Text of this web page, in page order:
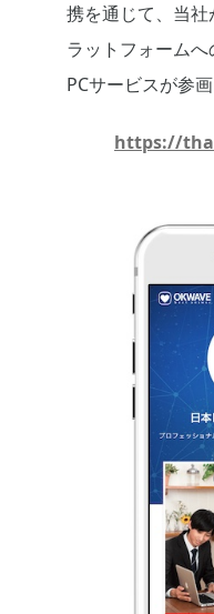
携を通じて、当
ラットフォーム
PCサービスが参画
https://